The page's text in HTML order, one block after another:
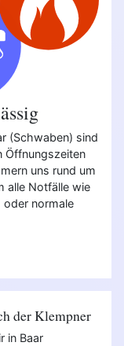
(Schwaben) sind
Öffnungszeiten
uns rund um
alle Notfälle wie
oder normale
der Klempner
in Baar